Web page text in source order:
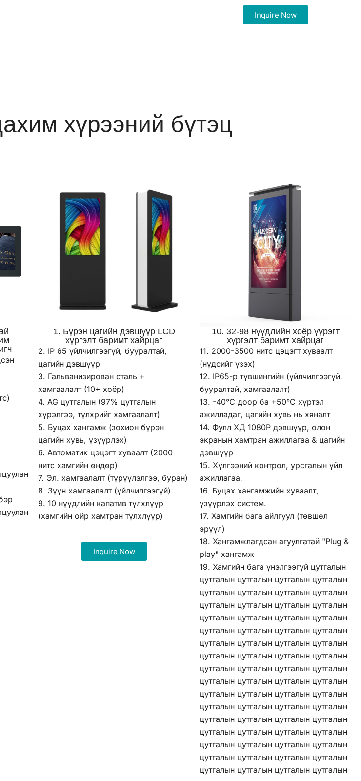
Inquire Now
хүрээний бүтэц
1. Бүрэн цагийн дэвшүүр LCD
хүргэлт баримт хайрцаг
2. IP 65 үйлчилгээгүй, бууралтай,
цагийн дэвшүүр
3. Гальванизирован сталь +
хамгаалалт (10+ хоёр)
4. AG цутгалын (97% цутгалын
хүрэлгээ, түлхрийг хамгаалалт)
5. Буцах хангамж (зохион бүрэн
цагийн хувь, үзүүрлэх)
6. Автоматик цэцэгт хуваалт (2000
нитс хамгийн өндөр)
7. Эл. хамгаалалт (түрүүлэлгээ, буран)
8. Зүүн хамгаалалт (үйлчилгээгүй)
9. 10 нүүдлийн капатив түлхлүүр
(хамгийн ойр хамтран түлхлүүр)
Inquire Now
10. 32-98 нүүдлийн хоёр үүрэгт
хүргэлт баримт хайрцаг
11. 2000-3500 нитс цэцэгт хуваалт
(нүдсийг үзэх)
12. IP65-р түвшингийн (үйлчилгээгүй,
бууралтай, хамгаалалт)
13. -40°C доор ба +50°C хүртэл
ажилладаг, цагийн хувь нь хяналт
14. Фулл ХД 1080P дэвшүүр, олон
экранын хамтран ажиллагаа & цагийн
дэвшүүр
15. Хүлгээний контрол, урсгалын үйл
ажиллагаа.
16. Буцах хангамжийн хуваалт,
үзүүрлэх систем.
17. Хамгийн бага айлгуул (төвшөл
эрүүл)
18. Хангамжлагдсан агуулгатай "Plug &
play" хангамж
19. Хамгийн бага үнэлгээгүй цутгалын
цутгалын цутгалын цутгалын цутгалын
цутгалын цутгалын цутгалын цутгалын
цутгалын цутгалын цутгалын цутгалын
цутгалын цутгалын цутгалын цутгалын
цутгалын цутгалын цутгалын цутгалын
цутгалын цутгалын цутгалын цутгалын
цутгалын цутгалын цутгалын цутгалын
цутгалын цутгалын цутгалын цутгалын
цутгалын цутгалын цутгалын цутгалын
цутгалын цутгалын цутгалын цутгалын
цутгалын цутгалын цутгалын цутгалын
цутгалын цутгалын цутгалын цутгалын
цутгалын цутгалын цутгалын цутгалын
цутгалын цутгалын цутгалын цутгалын
цутгалын цутгалын цутгалын цутгалын
цутгалын цутгалын цутгалын цутгалын